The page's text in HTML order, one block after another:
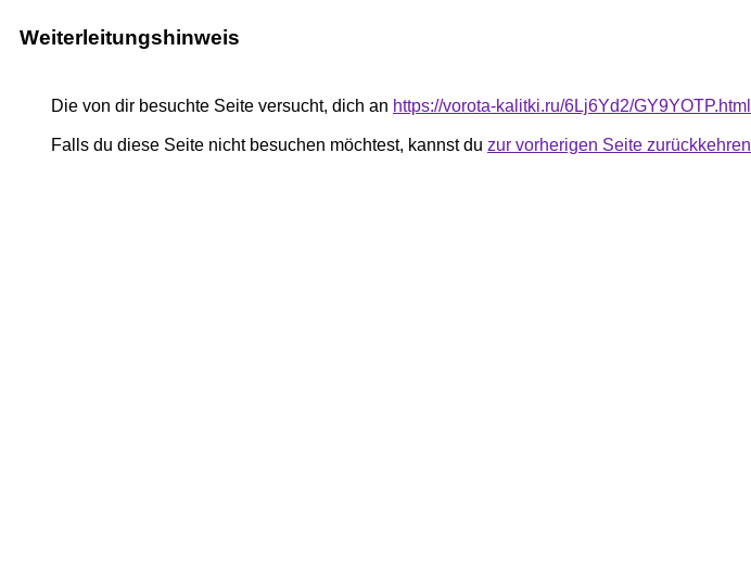
Weiterleitungshinweis
Die von dir besuchte Seite versucht, dich an https://vorota-kalitki.ru/6Lj6Yd2/GY9YOTP.html
Falls du diese Seite nicht besuchen möchtest, kannst du zur vorherigen Seite zurückkehren